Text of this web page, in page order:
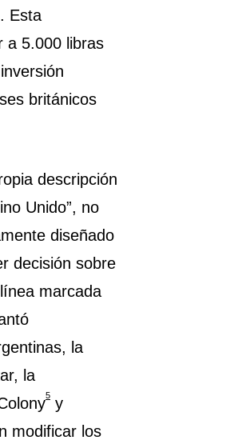
Esta
a 5.000 libras
británicos
descripción
Unido”, no
diseñado
decisión sobre
marcada
la
la
5y
modificar los